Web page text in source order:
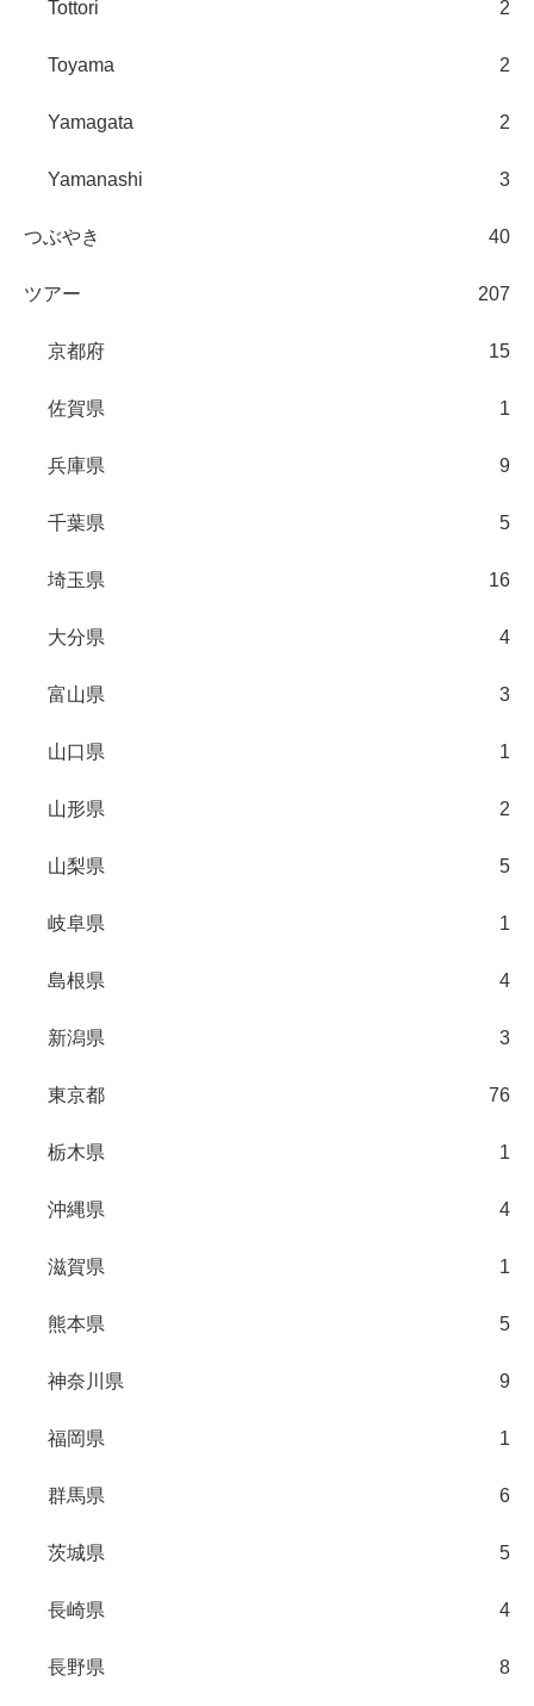
Tottori 2
Toyama 2
Yamagata 2
Yamanashi 3
つぶやき 40
ツアー 207
京都府 15
佐賀県 1
兵庫県 9
千葉県 5
埼玉県 16
大分県 4
富山県 3
山口県 1
山形県 2
山梨県 5
岐阜県 1
島根県 4
新潟県 3
東京都 76
栃木県 1
沖縄県 4
滋賀県 1
熊本県 5
神奈川県 9
福岡県 1
群馬県 6
茨城県 5
長崎県 4
長野県 8